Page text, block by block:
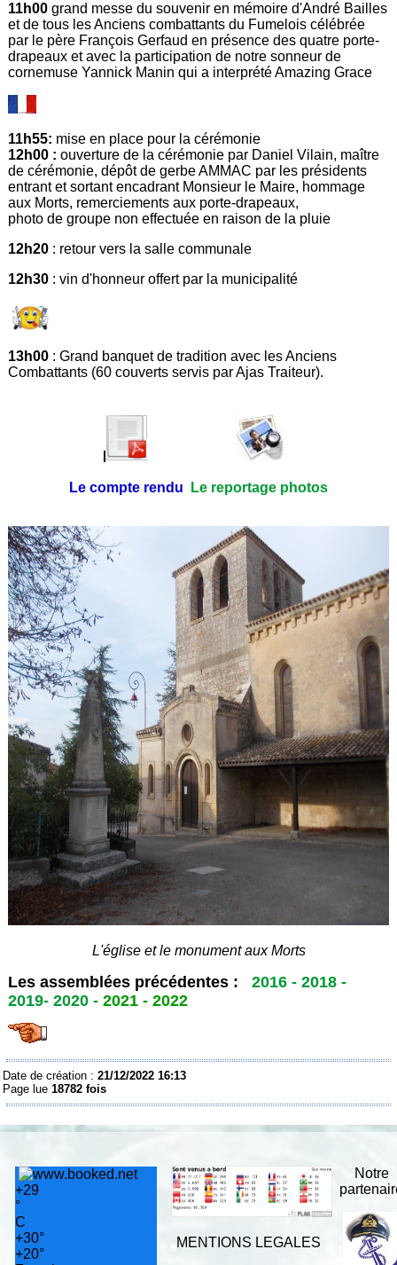
11h00grand messe du souvenir en mémoire d'André Bailles
et de tous les Anciens combattants du Fumelois célébrée
par le père François Gerfaud en présence des quatre porte-
drapeaux et avec la participation de notre sonneur de
cornemuse Yannick Manin qui a interprété Amazing Grace
11h55: mise en place pour la cérémonie
12h00 : ouverture de la cérémonie par Daniel Vilain, maître
de cérémonie, dépôt de gerbe AMMAC par les présidents
entrant et sortant encadrant Monsieur le Maire, hommage
aux Morts, remerciements aux porte-drapeaux,
photo de groupe non effectuée en raison de la pluie
12h20 : retour vers la salle communale
12h30 : vin d'honneur offert par la municipalité
13h00 : Grand banquet de tradition avec les Anciens
Combattants (60 couverts servis par Ajas Traiteur).
Le compte rendu Le reportage photos
L'église et le monument aux Morts
Les assemblées précédentes : 2016 -2018 -
2019-2020 -2021 -2022
Date de création :21/12/2022 16:13
Page lue18782 fois
+29
°
C
+30°
+20°
MENTIONS LEGALES
Notre